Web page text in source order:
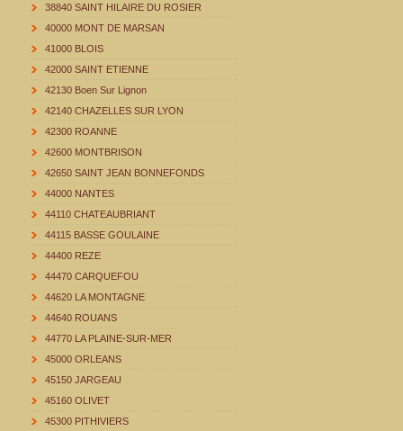
38840 SAINT HILAIRE DU ROSIER
40000 MONT DE MARSAN
41000 BLOIS
42000 SAINT ETIENNE
42130 Boen Sur Lignon
42140 CHAZELLES SUR LYON
42300 ROANNE
42600 MONTBRISON
42650 SAINT JEAN BONNEFONDS
44000 NANTES
44110 CHATEAUBRIANT
44115 BASSE GOULAINE
44400 REZE
44470 CARQUEFOU
44620 LA MONTAGNE
44640 ROUANS
44770 LA PLAINE-SUR-MER
45000 ORLEANS
45150 JARGEAU
45160 OLIVET
45300 PITHIVIERS